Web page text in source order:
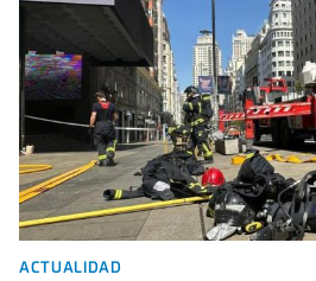
ACTUALIDAD